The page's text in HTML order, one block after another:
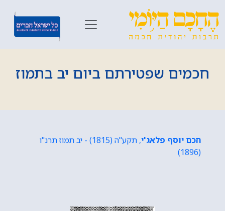
חכמים שפטירתם ביום יב בתמוז
חכם יוסף פלאג'י
, תקע"ה (1815) - יב תמוז תרנ"ו
(1896)